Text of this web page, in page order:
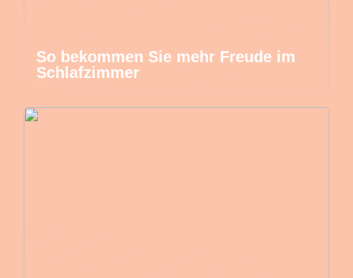
So bekommen Sie mehr Freude im
Schlafzimmer